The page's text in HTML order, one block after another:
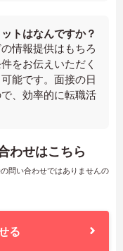
トはなんですか？
情報提供はもちろ
をお伝えいただく
能です。面接の日
、効率的に転職活
わせはこちら
問い合わせではありませんの
る